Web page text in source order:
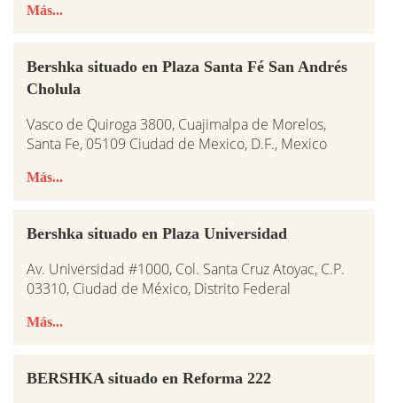
Más...
Bershka situado en Plaza Santa Fé San Andrés
Cholula
Vasco de Quiroga 3800, Cuajimalpa de Morelos,
Santa Fe, 05109 Ciudad de Mexico, D.F., Mexico
Más...
Bershka situado en Plaza Universidad
Av. Universidad #1000, Col. Santa Cruz Atoyac, C.P.
03310, Ciudad de México, Distrito Federal
Más...
BERSHKA situado en Reforma 222